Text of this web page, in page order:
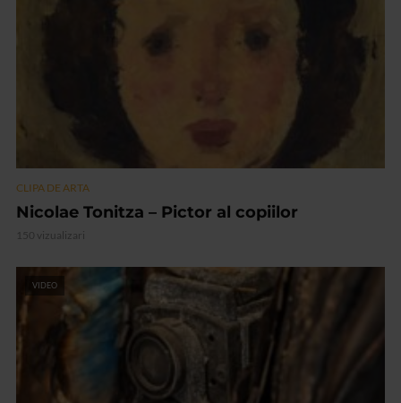
CLIPA DE ARTA
Nicolae Tonitza – Pictor al copiilor
150 vizualizari
VIDEO